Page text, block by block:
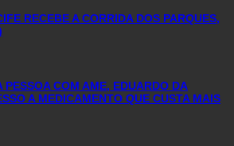
RECEBE A CORRIDA DOS PARQUES,
PESSOA COM AME, EDUARDO DA
A MEDICAMENTO QUE CUSTA MAIS